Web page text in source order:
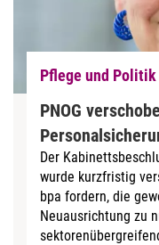
Pflege und Politik
PNOG
Der
wurde kurzfristig
bpa fordern, die
Neuausrichtung zu